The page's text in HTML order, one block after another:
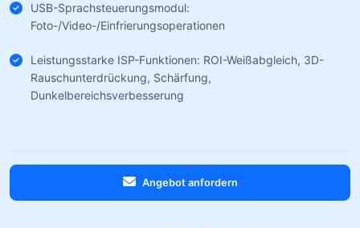
USB-Sprachsteuerungsmodul:
Foto-/Video-/Einfrierungsoperationen
Leistungsstarke ISP-Funktionen: ROI-Weißabgleich, 3D-
Rauschunterdrückung, Schärfung,
Dunkelbereichsverbesserung
Angebot anfordern